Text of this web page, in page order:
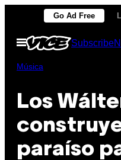
contenido
Go Ad Free
Abrir
Menú
Subscribe
Música
Los
paraíso